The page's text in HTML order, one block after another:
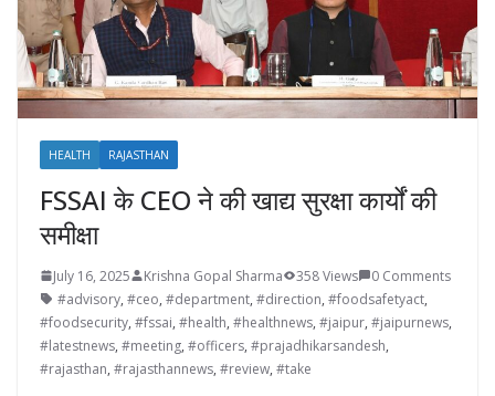
HEALTH RAJASTHAN
FSSAI के CEO ने की खाद्य सुरक्षा कार्यों की
समीक्षा
July 16, 2025 Krishna Gopal Sharma 358 Views
0 Comments
#advisory, #ceo, #department, #direction, #foodsafetyact,
#foodsecurity, #fssai, #health, #healthnews, #jaipur, #jaipurnews,
#latestnews, #meeting, #officers, #prajadhikarsandesh,
#rajasthan, #rajasthannews, #review, #take